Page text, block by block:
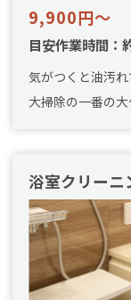
9,900円～
目安作業時間：
気がつくと油汚
大掃除の一番の
浴室クリーニ